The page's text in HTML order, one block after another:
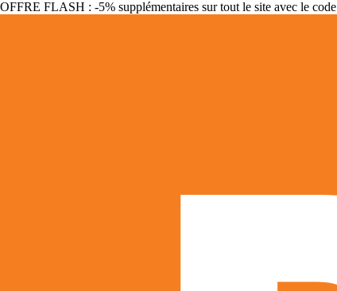
OFFRE FLASH : -5% supplémentaires sur tout le site avec le code